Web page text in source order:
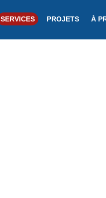
SERVICES PROJETS À